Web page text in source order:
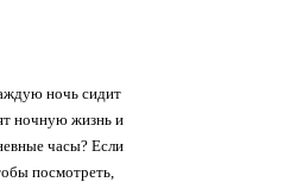
ночь сидит
ночную жизнь и
часы? Если
посмотреть,